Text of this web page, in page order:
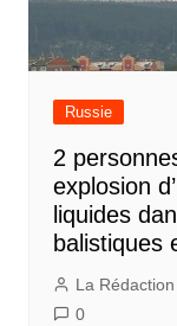
Russie
2
explosion
liquides
balistiques
La
0